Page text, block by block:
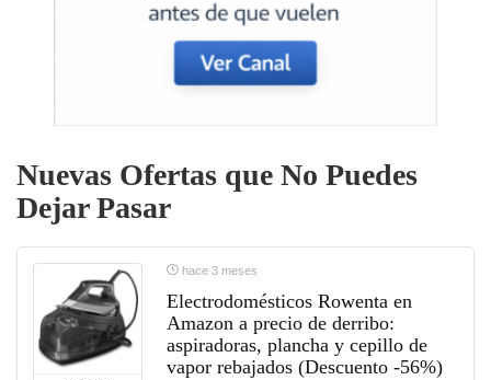
Nuevas Ofertas que No Puedes
Dejar Pasar
hace 3 meses
Electrodomésticos Rowenta en
Amazon a precio de derribo:
aspiradoras, plancha y cepillo de
vapor rebajados (Descuento -56%)